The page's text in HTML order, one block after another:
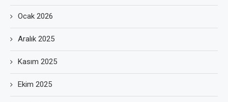
Ocak 2026
Aralık 2025
Kasım 2025
Ekim 2025